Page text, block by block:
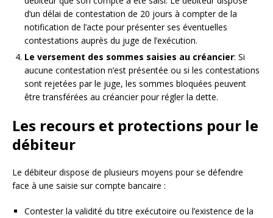
d’un délai de contestation de 20 jours à compter de la
notification de l’acte pour présenter ses éventuelles
contestations auprès du juge de l’exécution.
Le versement des sommes saisies au créancier: Si
aucune contestation n’est présentée ou si les contestations
sont rejetées par le juge, les sommes bloquées peuvent
être transférées au créancier pour régler la dette.
Les recours et protections pour le
débiteur
Le débiteur dispose de plusieurs moyens pour se défendre
face à une saisie sur compte bancaire :
Contester la validité du titre exécutoire ou l’existence de la